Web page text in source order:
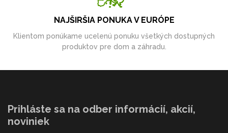
NAJŠIRŠIA PONUKA V EURÓPE
Klientom ponúkame ucelenú ponuku všetkých dostupných
produktov pre dom a záhradu.
Prihláste sa na odber informácií, akcií,
noviniek